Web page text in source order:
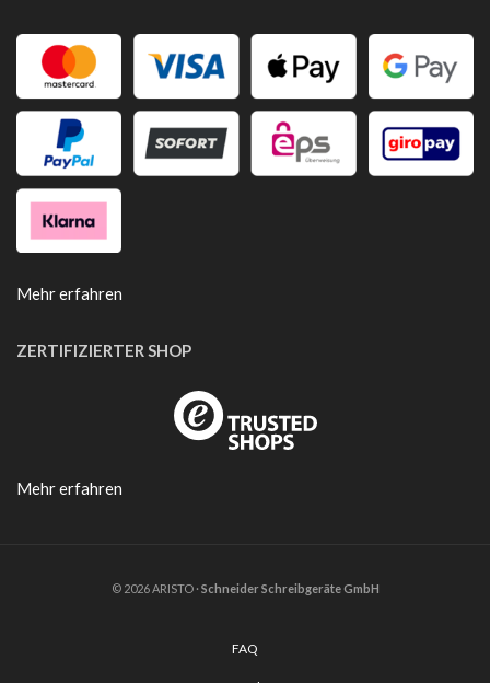
Mehr erfahren
ZERTIFIZIERTER SHOP
Mehr erfahren
© 2026 ARISTO · Schneider Schreibgeräte GmbH
FAQ